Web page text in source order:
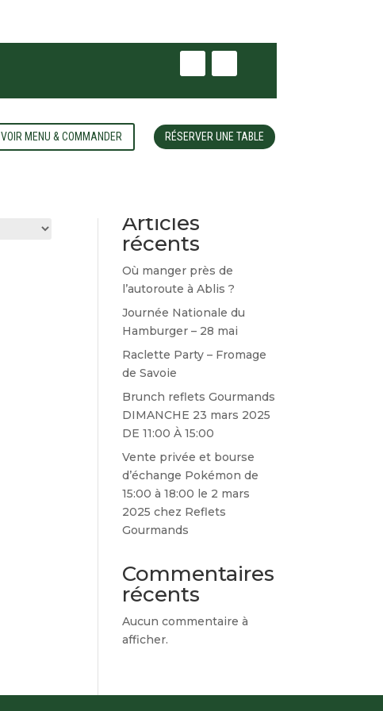
VOIR MENU & COMMANDER RÉSERVER UNE TABLE
Articles
récents
Où manger près de
l’autoroute à Ablis ?
Journée Nationale du
Hamburger – 28 mai
Raclette Party – Fromage
de Savoie
Brunch reflets Gourmands
DIMANCHE 23 mars 2025
DE 11:00 À 15:00
Vente privée et bourse
d’échange Pokémon de
15:00 à 18:00 le 2 mars
2025 chez Reflets
Gourmands
Commentaires
récents
Aucun commentaire à
afficher.